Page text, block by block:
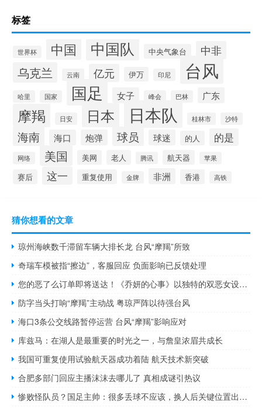
标签
世界杯 中国 中国队 中央气象台 中非
乌克兰 云南 亿元 伊万 印尼 台风
哈里 国家 国足 女子 峰会 巴林 广东
摩羯 日安 日本 日本队 桂林市 沙特
海南 海口 炮弹 球员 球迷 的人 的是
网络 美国 美网 老人 腾讯 航天器 苹果
赛后 这一 重复使用 金牌 非洲 香港 高铁
猜你想看的文章
琼州海峡数千滞留车辆大排长龙 台风“摩羯”所致
奇瑞车模被指“擦边”，客服回应 负面影响已反馈处理
您的恶了么订单即将送达！《乔妍的心事》以独特的双恶女设定 颠覆恶女姐姐加清纯妹妹的传统
防字当头打响“摩羯”主动战 粤琼严阵以待强台风
海口3条公交线路暂停运营 台风“摩羯”影响应对
库兹马：在湖人是最重要的时光之一，与詹皇浓眉共成长
我国可重复使用试验航天器成功着陆 航天技术新突破
合肥多部门回应主播沫沫去哪儿了 真相成谜引热议
惨败怪队员？国足主帅：很多丢球不应该，换人后关键位置出了问题